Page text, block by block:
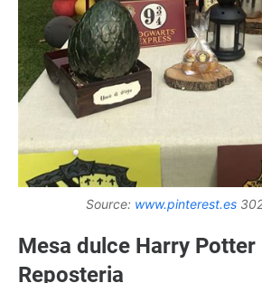
Source: www.pinterest.es
Mesa dulce Harry Potter
Reposteria